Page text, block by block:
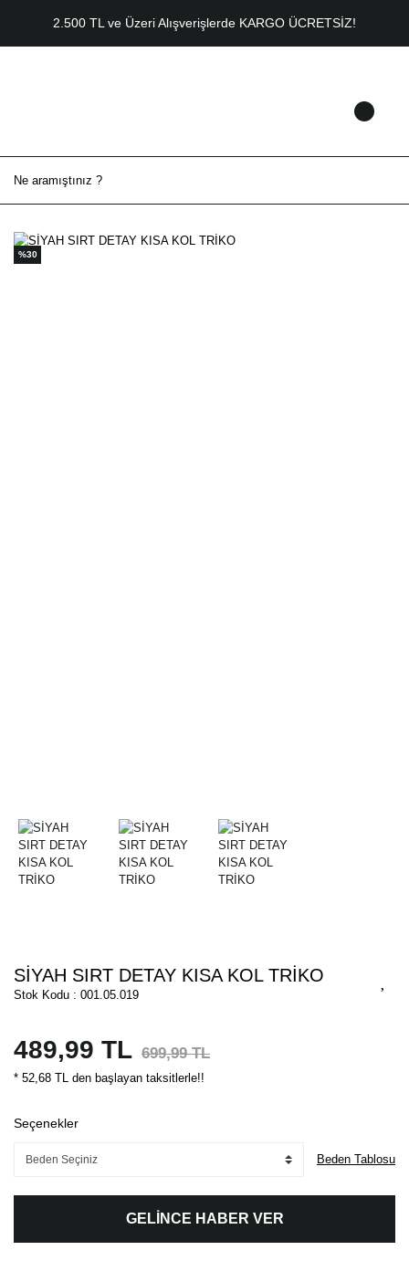
2.500 TL ve Üzeri Alışverişlerde KARGO ÜCRETSİZ!
%30
SİYAH SIRT DETAY KISA KOL TRİKO
Stok Kodu : 001.05.019
489,99 TL 699,99 TL
* 52,68 TL den başlayan taksitlerle!!
Seçenekler
Beden Tablosu
GELİNCE HABER VER